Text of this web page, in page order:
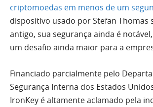
criptomoedas em menos de um
dispositivo usado por Stefan Thomas
antigo, sua segurança ainda é
um desafio ainda maior para a
Financiado parcialmente pelo
Segurança Interna dos Estados
IronKey é altamente aclamado pela